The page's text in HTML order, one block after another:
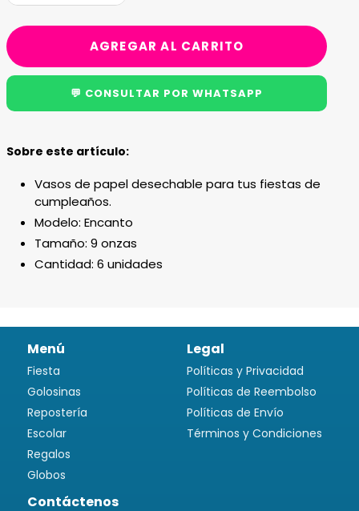
AGREGAR AL CARRITO
💬 CONSULTAR POR WHATSAPP
producto
carrito
compra
Sobre este artículo:
Vasos de papel desechable para tus fiestas de
cumpleaños.
Modelo: Encanto
Tamaño: 9 onzas
Cantidad: 6 unidades
Menú
Fiesta
Golosinas
Repostería
Escolar
Regalos
Globos
Legal
Políticas y Privacidad
Políticas de Reembolso
Políticas de Envío
Términos y Condiciones
Contáctenos